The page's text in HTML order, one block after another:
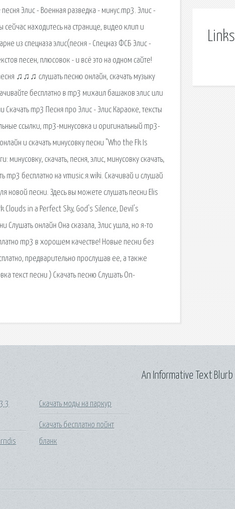
Элис - Военная разведка - минус.mp3. Элис -
сейчас находитесь на странице, видео клип и
из спецназа элис(песня - Спецназ ФСБ Элис -
песен, плюсовок - и всё это на одном сайте!
♫♫♫ слушать песню онлайн, скачать музыку
бесплатно в mp3 михаил башаков элис или
mp3 Песня про Элис - Элис Караоке, тексты
ссылки, mp3-минусовка и оригинальный mp3-
и скачать минусовку песни "Who the Fk Is
минусовку, скачать, песня, элис, минусовку скачать,
mp3 бесплатно на vmusic.я.wiki. Скачивай и слушай
новой песни. Здесь вы можете слушать песни Elis
Clouds in a Perfect Sky, God's Silence, Devil's
онлайн Она сказала, Элис ушла, но я-то
mp3 в хорошем качестве! Новые песни без
предварительно прослушав ее, а также
текст песни ) Скачать песню Слушать On-
Links
3
rndis
Скачать моды на паркур
Скачать бесплатно пойнт
бланк
An Informative Text Blurb